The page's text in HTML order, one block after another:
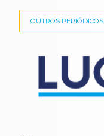
OUTROS PERIÓDICOS